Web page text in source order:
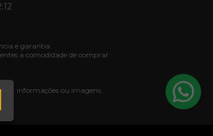
e garantia.
a comodidade de comprar
informações ou imagens.